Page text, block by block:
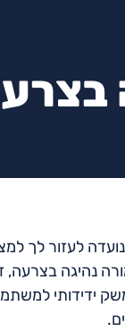
לעזור לך
נהיגה בצרעה,
ידידותי